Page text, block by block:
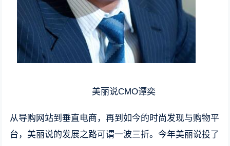
美丽说CMO谭奕
从导购网站到垂直电商，再到如今的时尚发现与购物平
台，美丽说的发展之路可谓一波三折。今年美丽说投了